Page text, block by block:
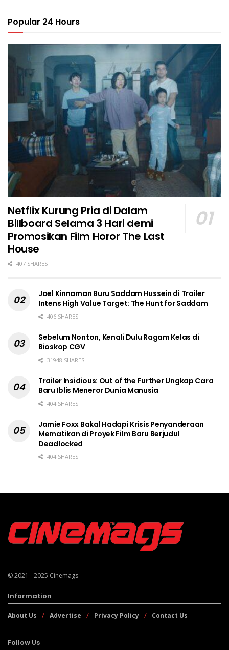
Popular 24 Hours
Netflix Kurung Pria di Dalam
Billboard Selama 3 Hari demi
Promosikan Film Horor The Last
House
407 SHARES
Joel Kinnaman Buru Saddam Hussein di Trailer
Intens High Value Target: The Hunt for Saddam
406 SHARES
Sebelum Nonton, Kenali Dulu Ragam Kelas di
Bioskop CGV
31948 SHARES
Trailer Insidious: Out of the Further Ungkap Cara
Baru Iblis Meneror Dunia Manusia
404 SHARES
Jamie Foxx Bakal Hadapi Krisis Penyanderaan
Mematikan di Proyek Film Baru Berjudul
Deadlocked
404 SHARES
© 2021 - 2025 Cinemags
Information
About Us Advertise Privacy Policy Contact Us
Follow Us